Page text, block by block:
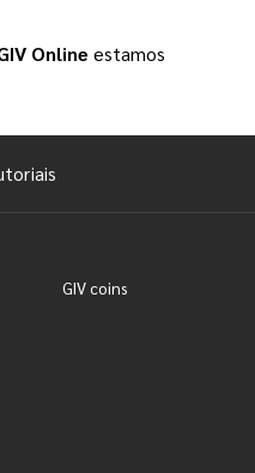
Online estamos
GIV coins